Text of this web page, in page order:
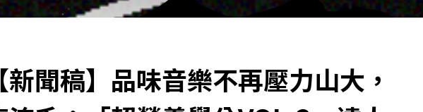
【新聞稿】品味音樂不再壓力山大，